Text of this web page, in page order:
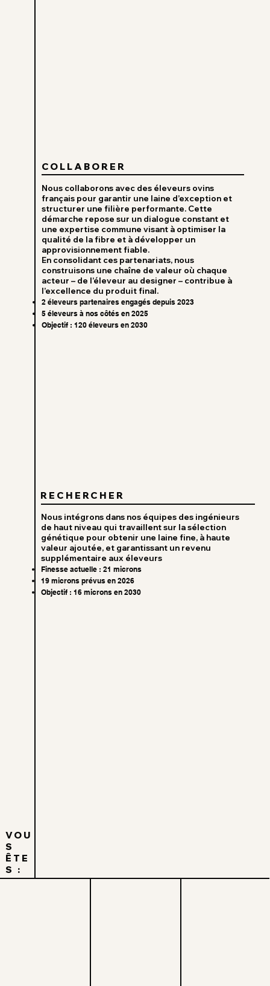
VOU
S
ÊTE
S :
COLLABORER
Nous collaborons avec des éleveurs ovins
français pour garantir une laine d’exception et
structurer une filière performante. Cette
démarche repose sur un dialogue constant et
une expertise commune visant à optimiser la
qualité de la fibre et à développer un
approvisionnement fiable.
En consolidant ces partenariats, nous
construisons une chaîne de valeur où chaque
acteur – de l’éleveur au designer – contribue à
l’excellence du produit final.
2 éleveurs partenaires engagés depuis 2023
5 éleveurs à nos côtés en 2025
Objectif : 120 éleveurs en 2030
RECHERCHER
Nous intégrons dans nos équipes des ingénieurs
de haut niveau qui travaillent sur la sélection
génétique pour obtenir une laine fine, à haute
valeur ajoutée, et garantissant un revenu
supplémentaire aux éleveurs
Finesse actuelle : 21 microns
19 microns prévus en 2026
Objectif : 16 microns en 2030